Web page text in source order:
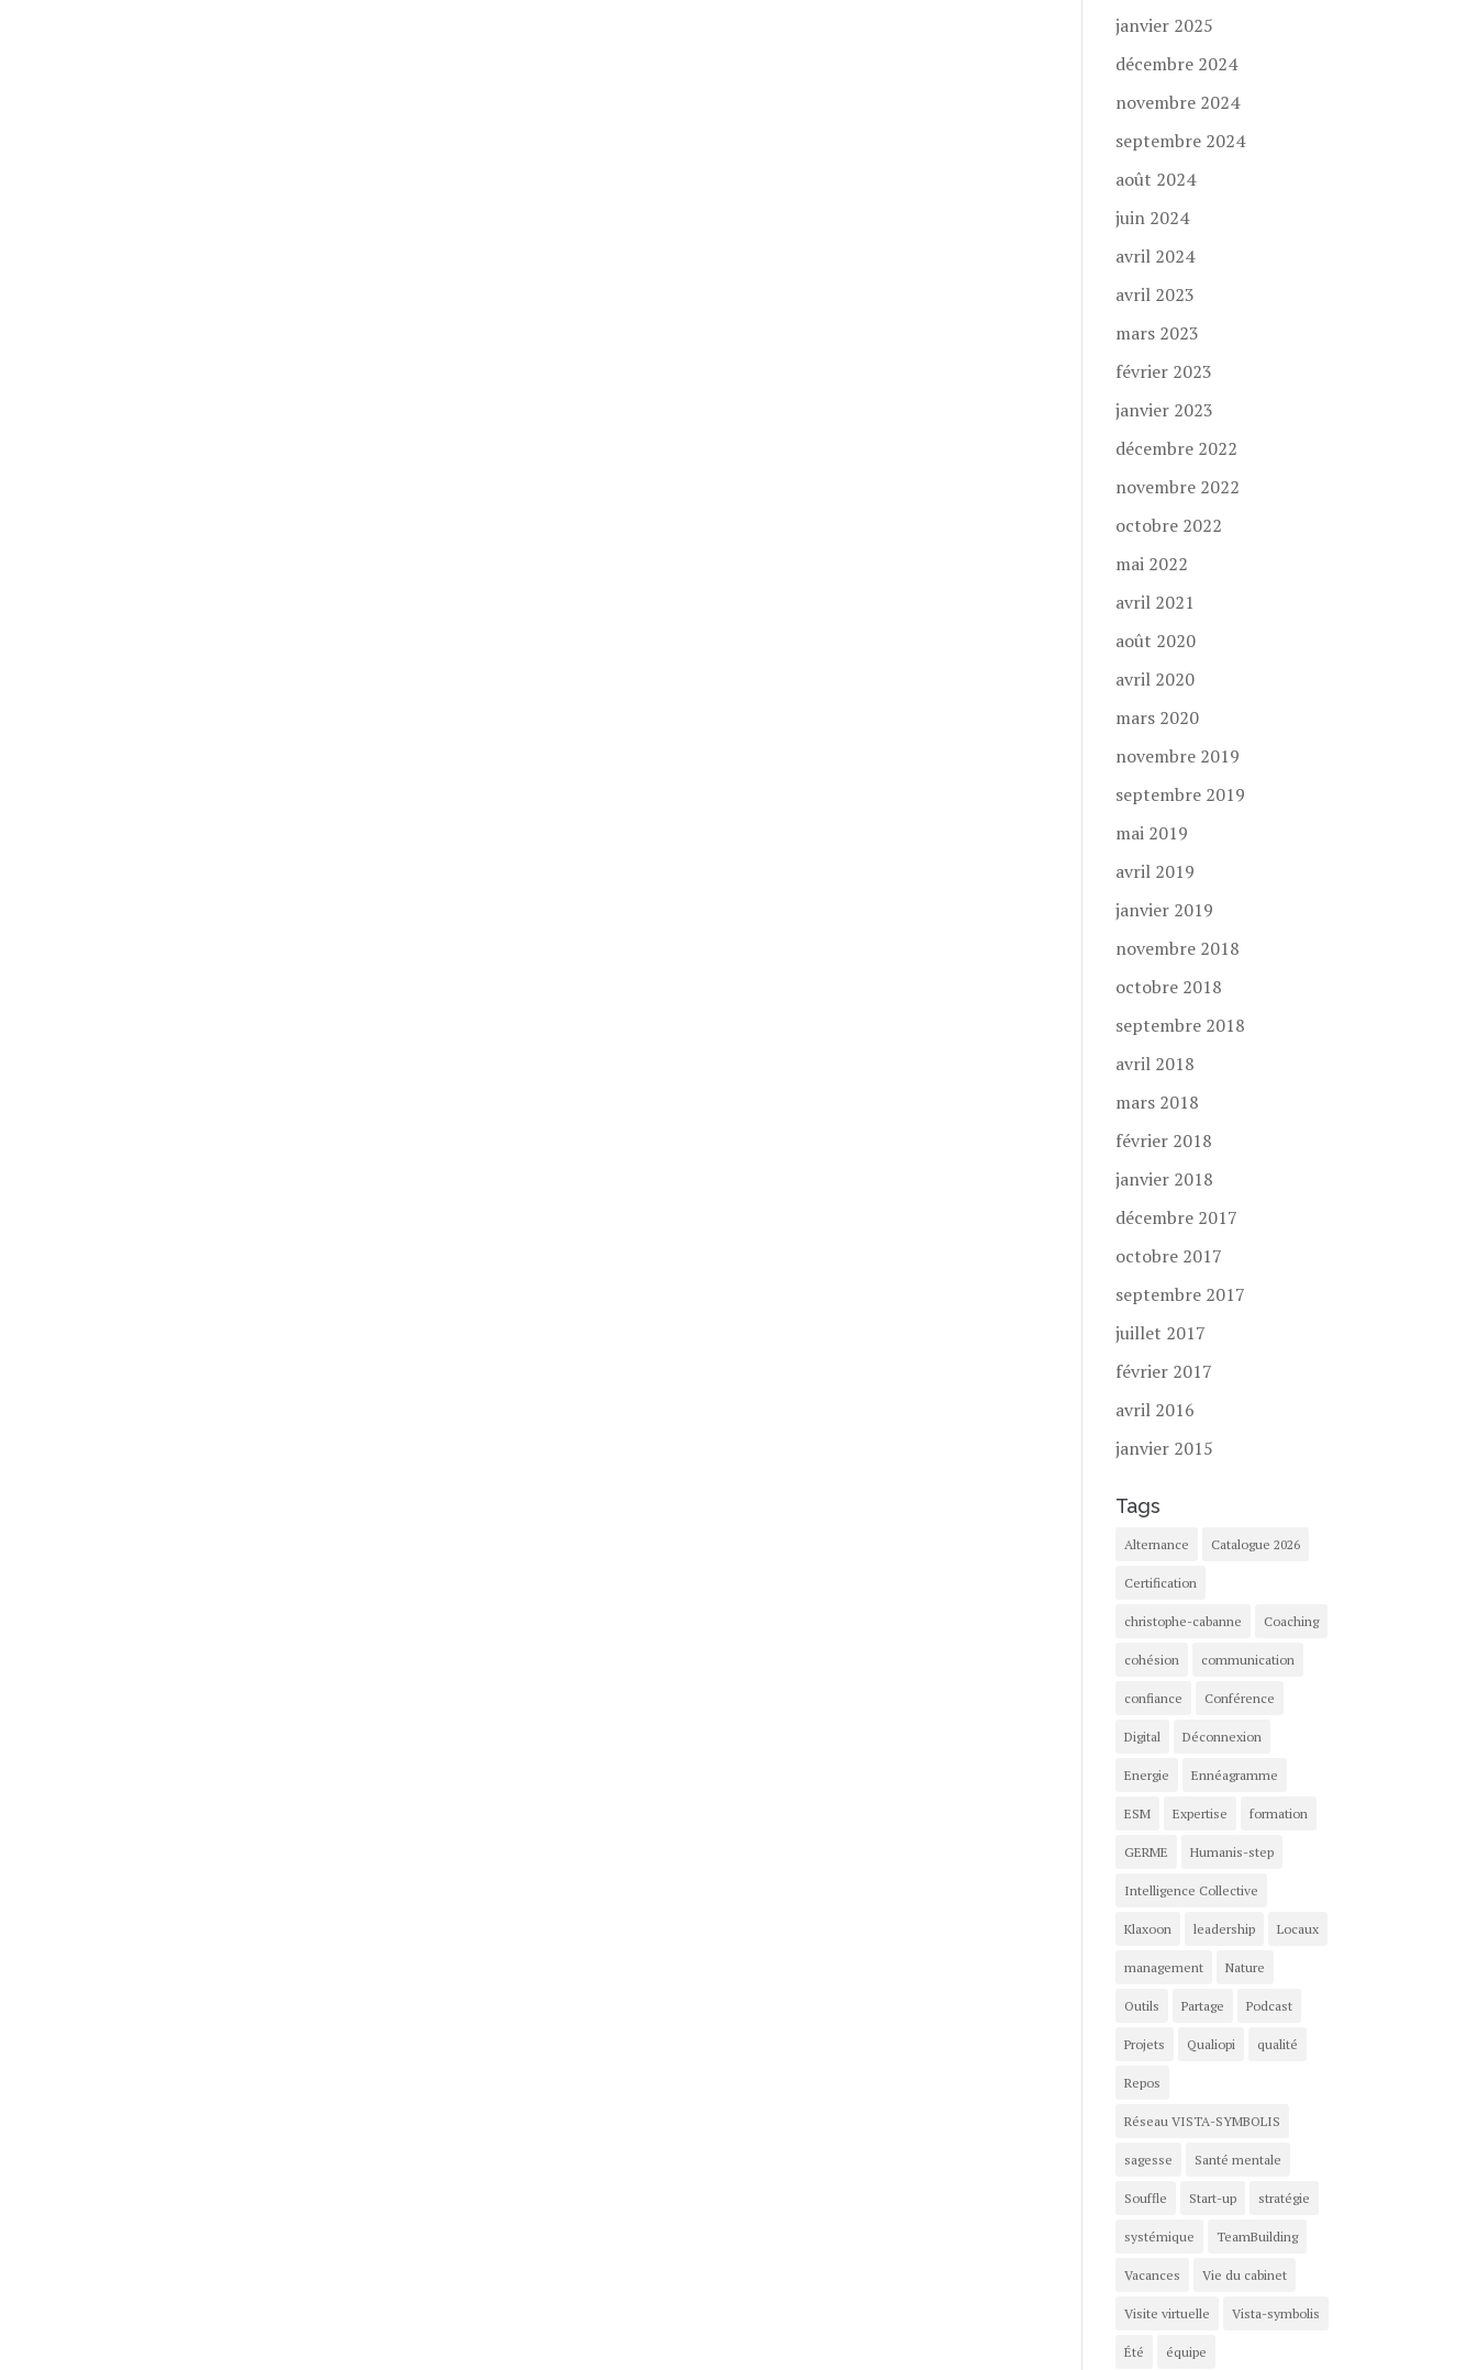
janvier 2025
décembre 2024
novembre 2024
septembre 2024
août 2024
juin 2024
avril 2024
avril 2023
mars 2023
février 2023
janvier 2023
décembre 2022
novembre 2022
octobre 2022
mai 2022
avril 2021
août 2020
avril 2020
mars 2020
novembre 2019
septembre 2019
mai 2019
avril 2019
janvier 2019
novembre 2018
octobre 2018
septembre 2018
avril 2018
mars 2018
février 2018
janvier 2018
décembre 2017
octobre 2017
septembre 2017
juillet 2017
février 2017
avril 2016
janvier 2015
Tags
Alternance Catalogue 2026
Certification
christophe-cabanne Coaching
cohésion communication
confiance Conférence
Digital Déconnexion
Energie Ennéagramme
ESM Expertise formation
GERME Humanis-step
Intelligence Collective
Klaxoon leadership Locaux
management Nature
Outils Partage Podcast
Projets Qualiopi qualité
Repos
Réseau VISTA-SYMBOLIS
sagesse Santé mentale
Souffle Start-up stratégie
systémique TeamBuilding
Vacances Vie du cabinet
Visite virtuelle Vista-symbolis
Été équipe